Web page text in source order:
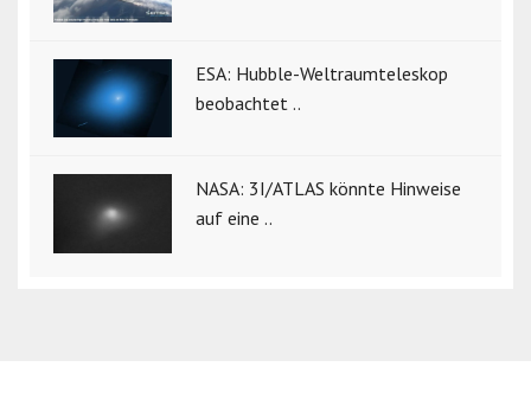
ESA: Hubble-Weltraumteleskop
beobachtet ..
NASA: 3I/ATLAS könnte Hinweise
auf eine ..